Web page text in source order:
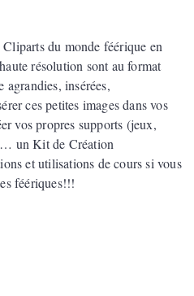
du monde féérique en
résolution sont au format
insérées,
ces petites images dans vos
vos propres supports (jeux,
un Kit de Création
et utilisations de cours si vous
féériques!!!